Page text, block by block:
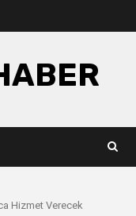
Hizmet Verecek